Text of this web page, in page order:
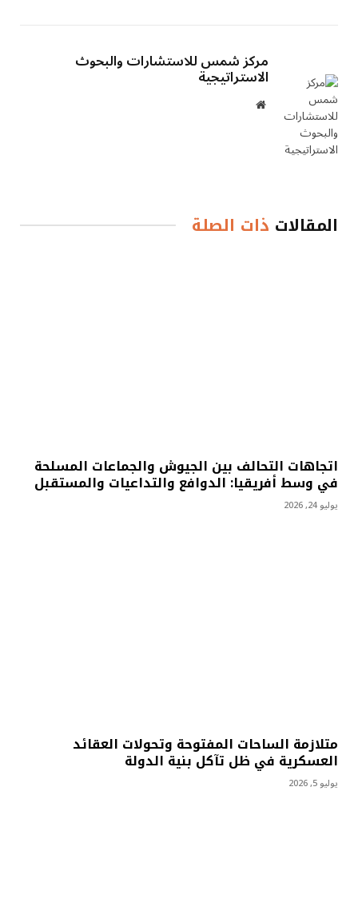
مركز شمس للاستشارات والبحوث
الاستراتيجية
موقع
المقالات ذات الصلة
اتجاهات التحالف بين الجيوش والجماعات المسلحة
في وسط أفريقيا: الدوافع والتداعيات والمستقبل
يوليو 24, 2026
متلازمة الساحات المفتوحة وتحولات العقائد
العسكرية في ظل تآكل بنية الدولة
يوليو 5, 2026